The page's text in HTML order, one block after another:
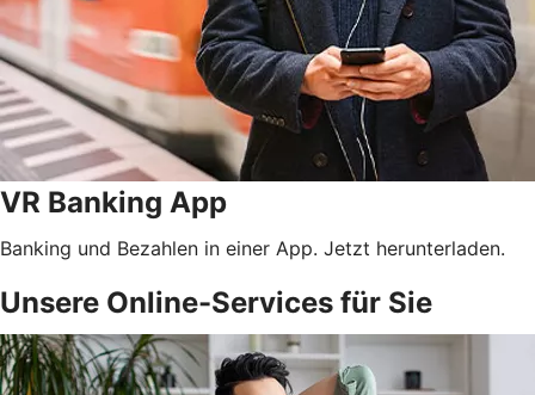
VR Banking App
Banking und Bezahlen in einer App. Jetzt herunterladen.
Unsere Online-Services für Sie